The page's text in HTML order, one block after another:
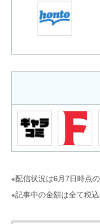
※配信状況は6月7日時点の
※記事中の金額は全て税込